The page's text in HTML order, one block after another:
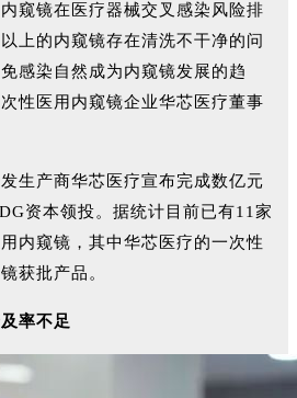
窥镜在医疗器械交叉感染风险排
上的内窥镜存在清洗不干净的问
感染自然成为内窥镜发展的趋
性医用内窥镜企业华芯医疗董事
生产商华芯医疗宣布完成数亿元
资本领投。据统计目前已有11家
内窥镜，其中华芯医疗的一次性
获批产品。
率不足